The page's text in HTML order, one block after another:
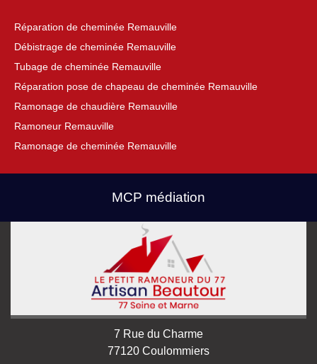
Réparation de cheminée Remauville
Débistrage de cheminée Remauville
Tubage de cheminée Remauville
Réparation pose de chapeau de cheminée Remauville
Ramonage de chaudière Remauville
Ramoneur Remauville
Ramonage de cheminée Remauville
MCP médiation
7 Rue du Charme
77120 Coulommiers